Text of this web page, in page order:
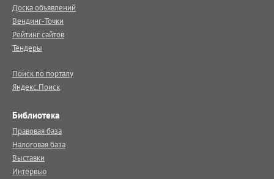
Доска объявлений
Вендинг-Точки
Рейтинг сайтов
Тендеры
Поиск по порталу
Яндекс.Поиск
Библиотека
Правовая база
Налоговая база
Выставки
Интервью